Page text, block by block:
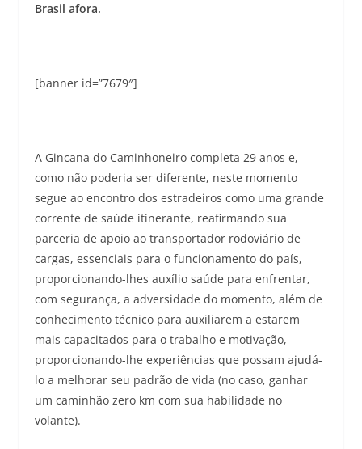
Brasil afora.
[banner id=”7679″]
A Gincana do Caminhoneiro completa 29 anos e,
como não poderia ser diferente, neste momento
segue ao encontro dos estradeiros como uma grande
corrente de saúde itinerante, reafirmando sua
parceria de apoio ao transportador rodoviário de
cargas, essenciais para o funcionamento do país,
proporcionando-lhes auxílio saúde para enfrentar,
com segurança, a adversidade do momento, além de
conhecimento técnico para auxiliarem a estarem
mais capacitados para o trabalho e motivação,
proporcionando-lhe experiências que possam ajudá-
lo a melhorar seu padrão de vida (no caso, ganhar
um caminhão zero km com sua habilidade no
volante).